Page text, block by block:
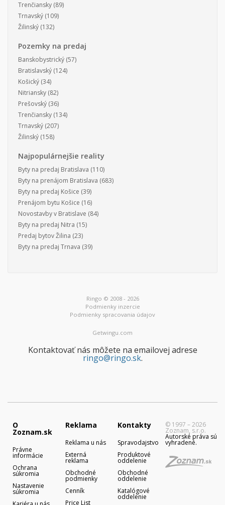
Trenčiansky (89)
Trnavský (109)
Žilinský (132)
Pozemky na predaj
Banskobystrický (57)
Bratislavský (124)
Košický (34)
Nitriansky (82)
Prešovský (36)
Trenčiansky (134)
Trnavský (207)
Žilinský (158)
Najpopulárnejšie reality
Byty na predaj Bratislava (110)
Byty na prenájom Bratislava (683)
Byty na predaj Košice (39)
Prenájom bytu Košice (16)
Novostavby v Bratislave (84)
Byty na predaj Nitra (15)
Predaj bytov Žilina (23)
Byty na predaj Trnava (39)
Ringo © 2008 - 2026
Podmienky inzercie
Podmienky spracovania údajov
Getwingu.com
Kontaktovať nás môžete na emailovej adrese
ringo@ringo.sk.
O
Zoznam.sk
Právne
informácie
Ochrana
súkromia
Nastavenie
súkromia
Reklama
Reklama u nás
Externá
reklama
Obchodné
podmienky
Cenník
Price List
Kontakty
Spravodajstvo
Produktové
oddelenie
Obchodné
oddelenie
Katalógové
oddelenie
© 1997 – 2026
Zoznam, s.r.o.
Autorské práva sú
vyhradené.